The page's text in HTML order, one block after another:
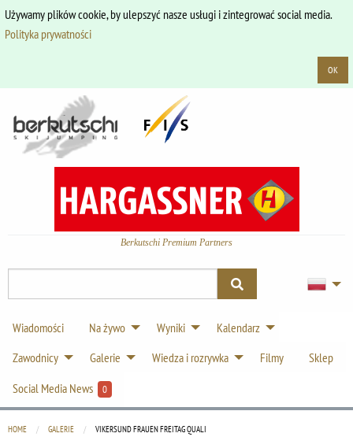
Używamy plików cookie, by ulepszyć nasze usługi i zintegrować social media.
Polityka prywatności
OK
Berkutschi Premium Partners
Wiadomości Na żywo Wyniki
Kalendarz
Zawodnicy
Galerie Wiedza i rozrywka Filmy
Sklep
Social Media News
0
HOME GALERIE CURRENT:
VIKERSUND FRAUEN FREITAG QUALI